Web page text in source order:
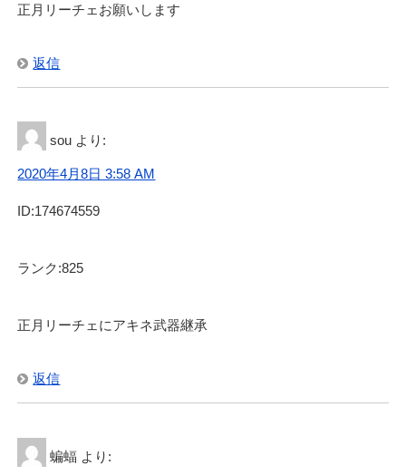
正月リーチェお願いします
返信
sou より:
2020年4月8日 3:58 AM
ID:174674559
ランク:825
正月リーチェにアキネ武器継承
返信
蝙蝠 より: